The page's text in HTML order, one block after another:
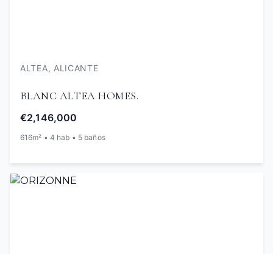
ALTEA, ALICANTE
BLANC ALTEA HOMES.
€2,146,000
616m² • 4 hab • 5 baños